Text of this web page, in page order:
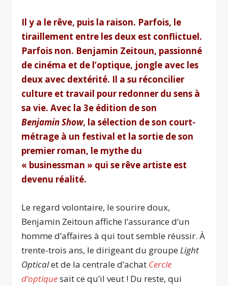
Il y a le rêve, puis la raison. Parfois, le
tiraillement entre les deux est conflictuel.
Parfois non. Benjamin Zeitoun, passionné
de cinéma et de l’optique, jongle avec les
deux avec dextérité. Il a su réconcilier
culture et travail pour redonner du sens à
sa vie. Avec la 3e édition de son
Benjamin Show, la sélection de son court-
métrage à un festival et la sortie de son
premier roman, le mythe du
« businessman » qui se rêve artiste est
devenu réalité.
Le regard volontaire, le sourire doux,
Benjamin Zeitoun affiche l’assurance d’un
homme d’affaires à qui tout semble réussir. À
trente-trois ans, le dirigeant du groupeLight
Opticalet de la centrale d’achat Cercle
d’optiquesait ce qu’il veut ! Du reste, qui